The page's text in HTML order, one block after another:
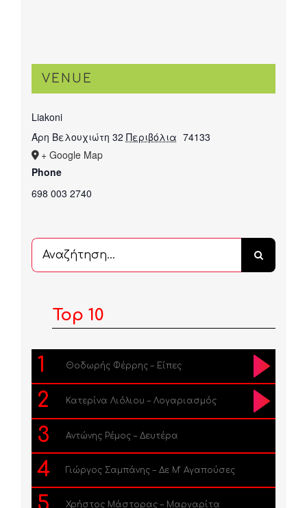
VENUE
Liakoni
Άρη Βελουχιώτη 32 Περιβόλια 74133
+ Google Map
Phone
698 003 2740
Αναζήτηση
...
Top 10
1 Θοδωρής Φέρρης – Είπες
2 Κατερίνα Λιόλιου – Λογαριασμός
3 Αντώνης Ρέμος – Δευτέρα
4 Γιώργος Σαμπάνης – Δε Μ’ Αγαπούσες
Χρήστος Μάστορας – Μαργαρίτα